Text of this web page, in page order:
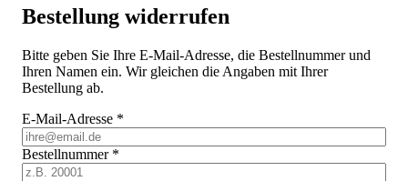
Bestellung widerrufen
Bitte geben Sie Ihre E-Mail-Adresse, die Bestellnummer und
Ihren Namen ein. Wir gleichen die Angaben mit Ihrer
Bestellung ab.
E-Mail-Adresse *
Bestellnummer *